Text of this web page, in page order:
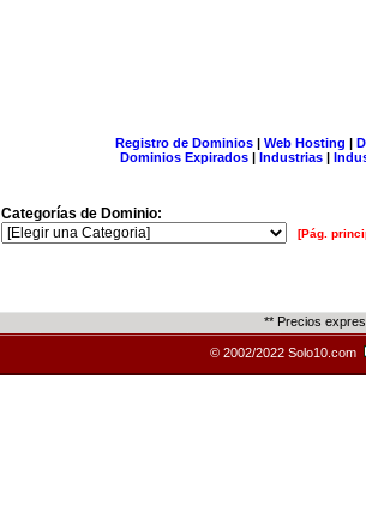
Registro de Dominios| Web Hosting |
Dominios Expirados | Industrias |
Categorías de Dominio:
[Pág.
** Precios
© 2002/2022 Solo10.com